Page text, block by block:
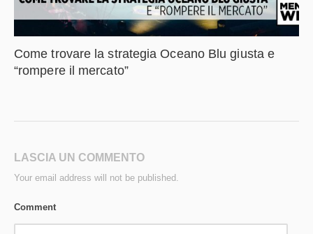
Come trovare la strategia Oceano Blu giusta e
“rompere il mercato”
LASCIA UN COMMENTO
Your email address will not be published.
Comment